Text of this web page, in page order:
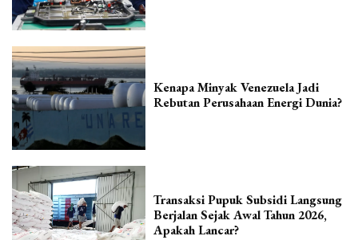
Kenapa Minyak Venezuela Jadi
Rebutan Perusahaan Energi Dunia?
Transaksi Pupuk Subsidi Langsung
Berjalan Sejak Awal Tahun 2026,
Apakah Lancar?